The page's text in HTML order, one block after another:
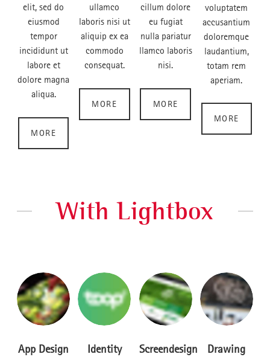
elit, sed do
eiusmod
tempor
incididunt ut
labore et
dolore magna
aliqua.
MORE
ullamco
laboris nisi ut
aliquip ex ea
commodo
consequat.
MORE
cillum dolore
eu fugiat
nulla pariatur
llamco laboris
nisi.
MORE
voluptatem
accusantium
doloremque
laudantium,
totam rem
aperiam.
MORE
With Lightbox
App Design Identity Screendesign Drawing